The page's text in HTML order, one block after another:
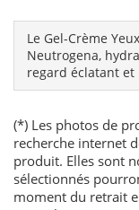
Le Gel-Crème
Neutrogena,
regard éclatant et
(*) Les photos de
recherche internet
produit. Elles sont
sélectionnés
moment du retrait